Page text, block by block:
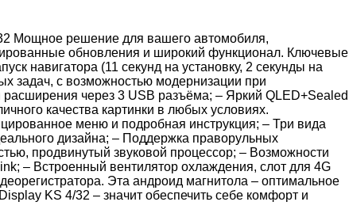
Мощное решение для вашего автомобиля,
обновления и широкий функционал. Ключевые
навигатора (11 секунд на установку, 2 секунды на
задач, с возможностью модернизации при
через 3 USB разъёма; – Яркий QLED+Sealed
качества картинки в любых условиях.
меню и подробная инструкция; – Три вида
дизайна; – Поддержка праворульных
продвинутый звуковой процессор; – Возможности
– Встроенный вентилятор охлаждения, слот для 4G
Эта андроид магнитола – оптимальное
KS 4/32 – значит обеспечить себе комфорт и